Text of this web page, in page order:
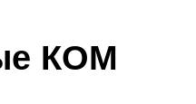
КОМ